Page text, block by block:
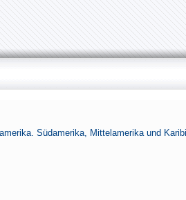
Südamerika, Mittelamerika und